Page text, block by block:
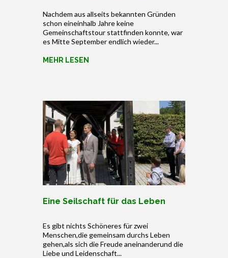
Nachdem aus allseits bekannten Gründen
schon eineinhalb Jahre keine
Gemeinschaftstour stattfinden konnte, war
es Mitte September endlich wieder...
MEHR LESEN
Eine Seilschaft für das Leben
Es gibt nichts Schöneres für zwei
Menschen,die gemeinsam durchs Leben
gehen,als sich die Freude aneinanderund die
Liebe und Leidenschaft...